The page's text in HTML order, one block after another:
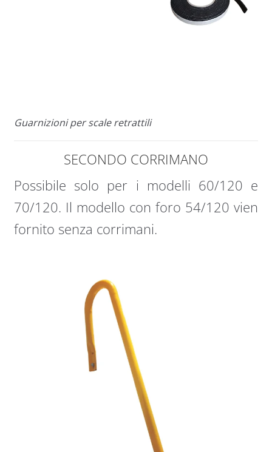
Guarnizioni per scale retrattili
SECONDO CORRIMANO
Possibile solo per i modelli 60/120 e
70/120. Il modello con foro 54/120 vien
fornito senza corrimani.